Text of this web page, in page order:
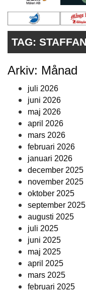
VÅRA ANDRA
PRENUMERERA
ANNONSERA
TAG:
Arkiv: Månad
juli 2026
juni 2026
maj 2026
april 2026
mars 2026
februari 2026
januari 2026
december 2025
november 2025
oktober 2025
september 2025
augusti 2025
juli 2025
juni 2025
maj 2025
april 2025
mars 2025
februari 2025